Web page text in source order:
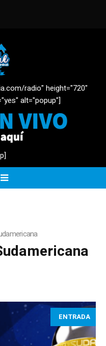
radio" height="720"
alt="popup"]
ENTRADA